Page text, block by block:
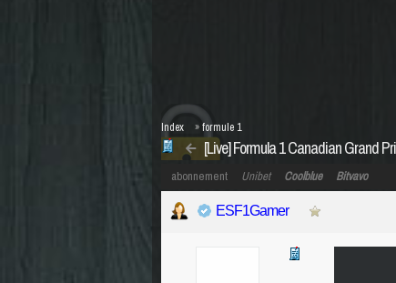
[Live] Formula 1 Canadian Grand
Index »formule 1
abonnement Unibet Coolblue Bitvavo
ESF1Gamer